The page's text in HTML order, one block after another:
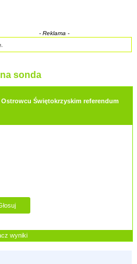
- Reklama -
sonda
Świętokrzyskim referendum
wyniki